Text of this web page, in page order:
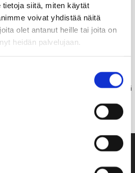
tietoja siitä, miten käytät
voivat yhdistää näitä
olet antanut heille tai joita on
heidän palvelujaan.
havaittu sinileviä, jotka voivat
voi muuttua verraten nopeasti
veden ulkonäköä ja, mikäli levää